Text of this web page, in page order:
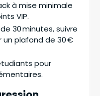
à mise minimale
VIP.
30 minutes, suivre
plafond de 30 €
pour